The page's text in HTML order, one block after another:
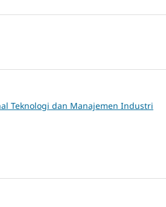
Teknologi dan Manajemen Industri